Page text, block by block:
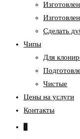
Cделать
Чипы
Для
Чистые
Цены на услуги
Контакты
0